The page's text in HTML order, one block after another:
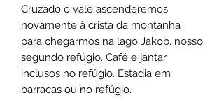
Cruzado o vale ascenderemos
novamente à crista da montanha
para chegarmos na lago Jakob, nosso
segundo refúgio. Café e jantar
inclusos no refúgio. Estadia em
barracas ou no refúgio.